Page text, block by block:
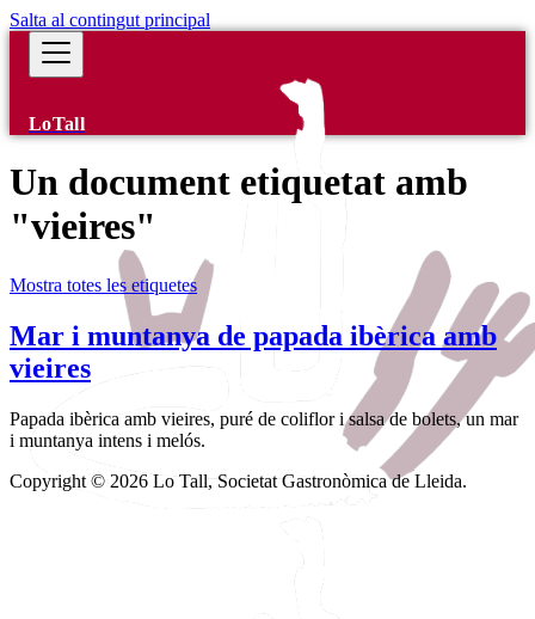
Salta al contingut principal
LoTall
Un document etiquetat amb
"vieires"
Mostra totes les etiquetes
Mar i muntanya de papada ibèrica amb
vieires
Papada ibèrica amb vieires, puré de coliflor i salsa de bolets, un mar
i muntanya intens i melós.
Copyright © 2026 Lo Tall, Societat Gastronòmica de Lleida.